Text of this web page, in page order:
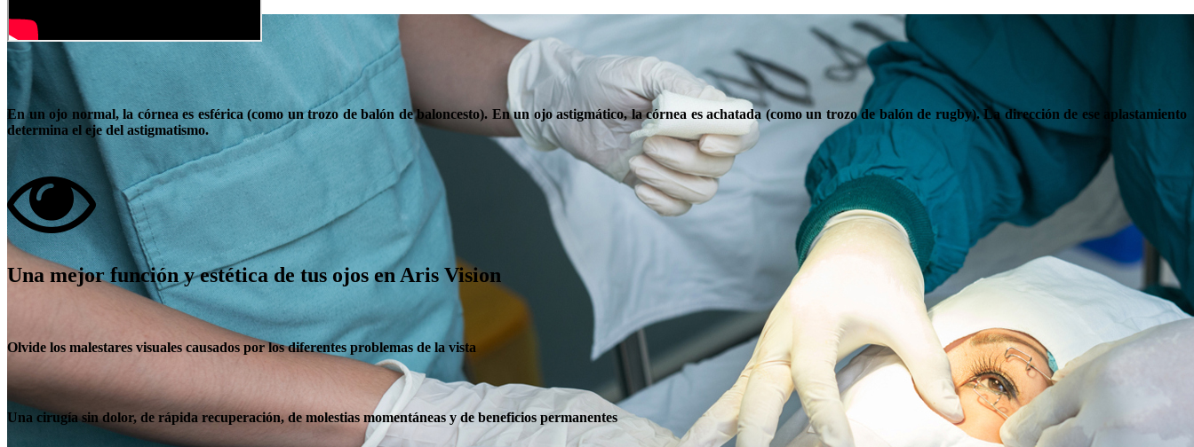
En un ojo normal, la córnea es esférica (como un trozo de balón de baloncesto). En un ojo astigmático, la córnea es achatada (como un trozo de balón de rugby). La dirección de ese aplastamiento
determina el eje del astigmatismo.
Una mejor función y estética de tus ojos en Aris Vision
Olvide los malestares visuales causados por los diferentes problemas de la vista
Una cirugía sin dolor, de rápida recuperación, de molestias momentáneas y de beneficios permanentes